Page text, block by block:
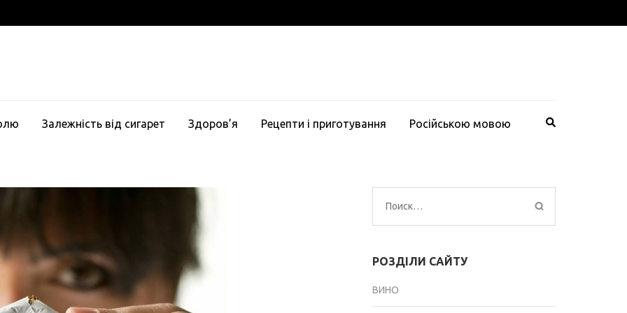
Залежність від сигарет Здоров’я Рецепти і приготування Російською мовою
Найти:
РОЗДІЛИ САЙТУ
ВИНО